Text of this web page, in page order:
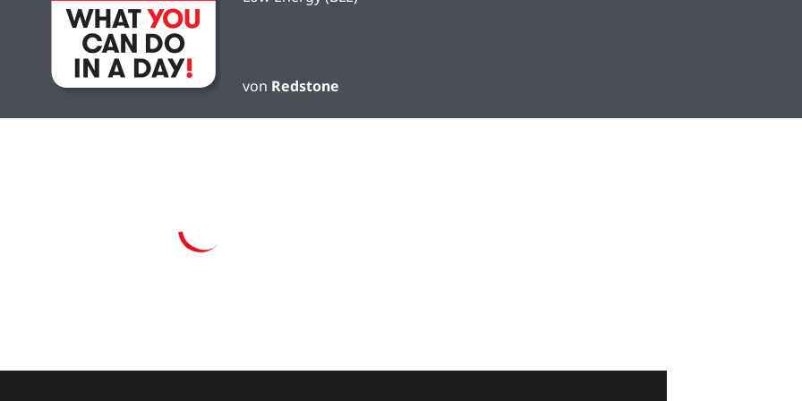
von Redstone